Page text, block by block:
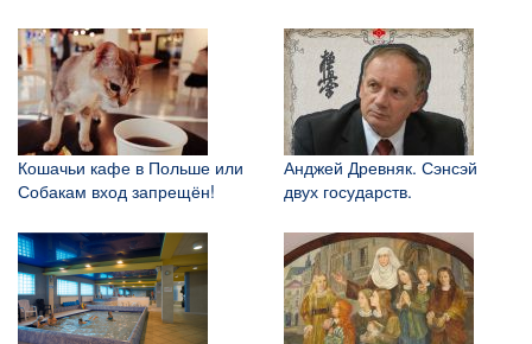
Кошачьи кафе в Польше или
Собакам вход запрещён!
Анджей Древняк. Сэнсэй
двух государств.